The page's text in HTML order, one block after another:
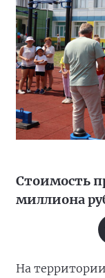
Стоимость
миллиона
На